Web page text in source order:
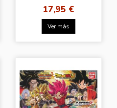
17,95 €
Ver más